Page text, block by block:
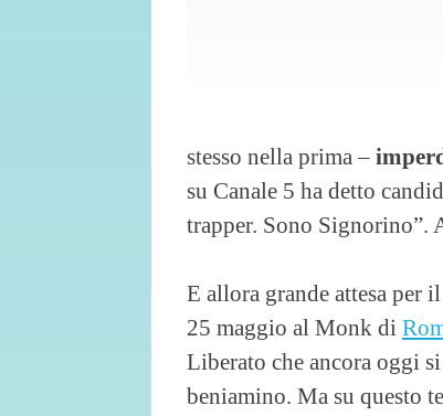
stesso nella prima –
su Canale 5 ha detto
trapper. Sono Signorino”.
E allora grande attesa per
25 maggio al Monk di
Liberato che ancora oggi
beniamino. Ma su questo